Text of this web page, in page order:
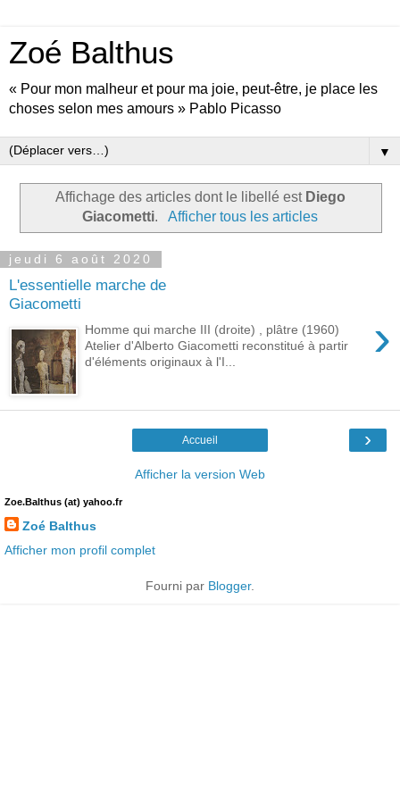
Zoé Balthus
« Pour mon malheur et pour ma joie, peut-être, je place les
choses selon mes amours » Pablo Picasso
▼
Affichage des articles dont le libellé est Diego
Giacometti. Afficher tous les articles
jeudi 6 août 2020
L'essentielle marche de
Giacometti
›
Homme qui marche III (droite) , plâtre (1960)
Atelier d'Alberto Giacometti reconstitué à partir
d'éléments originaux à l'I...
›
Accueil
Afficher la version Web
Zoe.Balthus (at) yahoo.fr
Zoé Balthus
Afficher mon profil complet
Fourni par Blogger.